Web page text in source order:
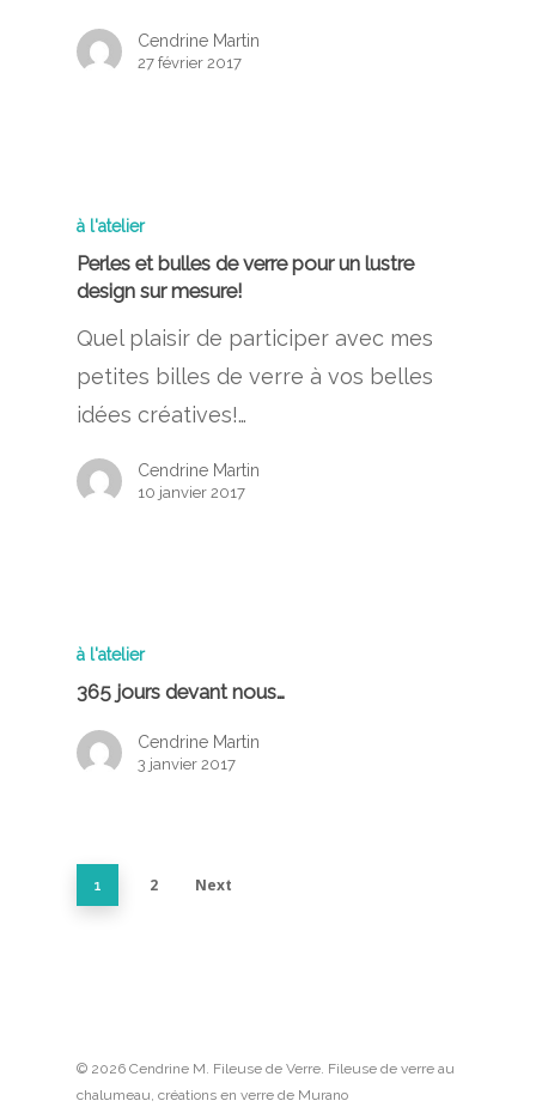
Cendrine Martin
27 février 2017
à l'atelier
Perles et bulles de verre pour un lustre
design sur mesure!
Quel plaisir de participer avec mes
petites billes de verre à vos belles
idées créatives!…
Cendrine Martin
10 janvier 2017
à l'atelier
365 jours devant nous…
Cendrine Martin
3 janvier 2017
1 2 Next
© 2026 Cendrine M. Fileuse de Verre. Fileuse de verre au
chalumeau, créations en verre de Murano